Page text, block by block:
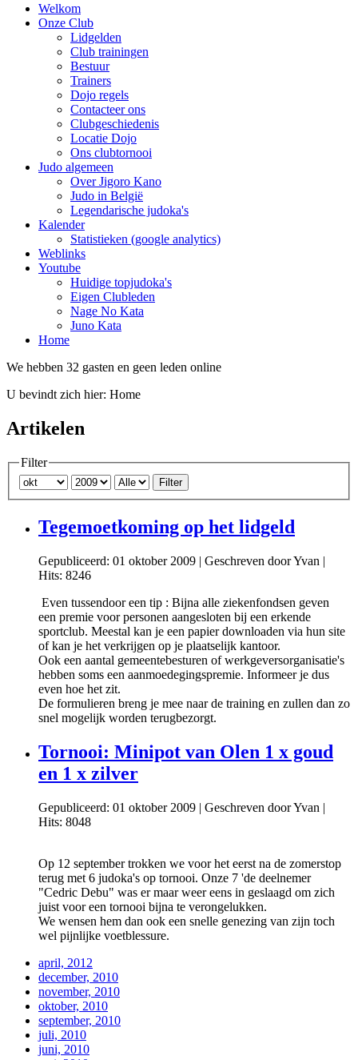
Welkom
Onze Club
Lidgelden
Club trainingen
Bestuur
Trainers
Dojo regels
Contacteer ons
Clubgeschiedenis
Locatie Dojo
Ons clubtornooi
Judo algemeen
Over Jigoro Kano
Judo in België
Legendarische judoka's
Kalender
Statistieken (google analytics)
Weblinks
Youtube
Huidige topjudoka's
Eigen Clubleden
Nage No Kata
Juno Kata
Home
We hebben 32 gasten en geen leden online
U bevindt zich hier: Home
Artikelen
Filter
Filter
Tegemoetkoming op het lidgeld
Gepubliceerd: 01 oktober 2009 | Geschreven door Yvan |
Hits: 8246
Even tussendoor een tip : Bijna alle ziekenfondsen geven
een premie voor personen aangesloten bij een erkende
sportclub. Meestal kan je een papier downloaden via hun site
of kan je het verkrijgen op je plaatselijk kantoor.
Ook een aantal gemeentebesturen of werkgeversorganisatie's
hebben soms een aanmoedegingspremie. Informeer je dus
even hoe het zit.
De formulieren breng je mee naar de training en zullen dan zo
snel mogelijk worden terugbezorgt.
Tornooi: Minipot van Olen 1 x goud
en 1 x zilver
Gepubliceerd: 01 oktober 2009 | Geschreven door Yvan |
Hits: 8048
Op 12 september trokken we voor het eerst na de zomerstop
terug met 6 judoka's op tornooi. Onze 7 'de deelnemer
"Cedric Debu" was er maar weer eens in geslaagd om zich
juist voor een tornooi bijna te verongelukken.
We wensen hem dan ook een snelle genezing van zijn toch
wel pijnlijke voetblessure.
april, 2012
december, 2010
november, 2010
oktober, 2010
september, 2010
juli, 2010
juni, 2010